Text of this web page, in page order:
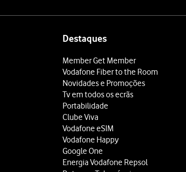
Destaques
Member Get Member
Vodafone Fiber to the Room
Novidades e Promoções
Tv em todos os ecrãs
Portabilidade
Clube Viva
Vodafone eSIM
Vodafone Happy
Google One
Energia Vodafone Repsol